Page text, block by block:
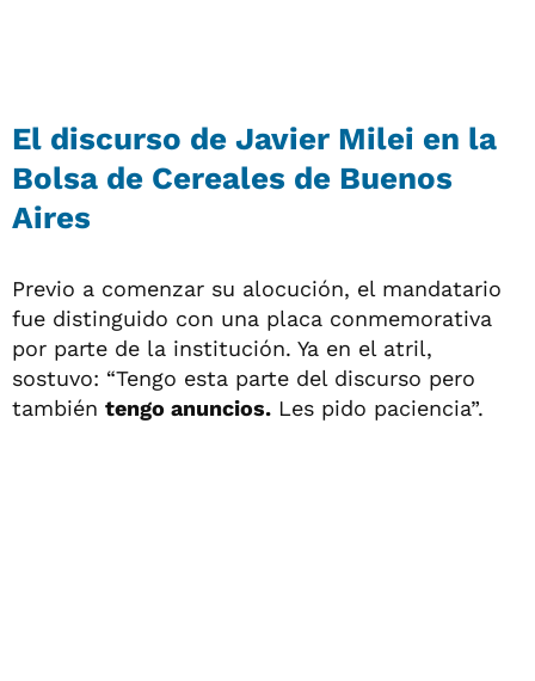
El discurso de Javier Milei en la
Bolsa de Cereales de Buenos
Aires
Previo a comenzar su alocución, el mandatario
fue distinguido con una placa conmemorativa
por parte de la institución. Ya en el atril,
sostuvo: “Tengo esta parte del discurso pero
también tengo anuncios. Les pido paciencia”.